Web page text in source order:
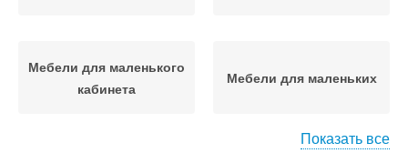
Мебели для маленького
кабинета
Мебели для маленьких
Показать все